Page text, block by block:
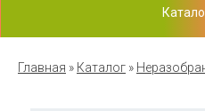
Главная » Каталог »